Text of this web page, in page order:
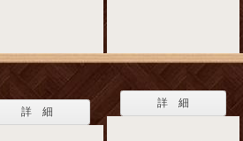
詳 細
詳 細